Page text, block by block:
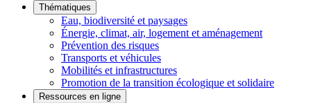
Thématiques
Eau, biodiversité et paysages
Énergie, climat, air, logement et aménagement
Prévention des risques
Transports et véhicules
Mobilités et infrastructures
Promotion de la transition écologique et solidaire
Ressources en ligne